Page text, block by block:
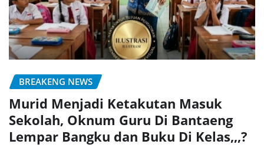
BREAKENG NEWS
Murid Menjadi Ketakutan Masuk
Sekolah, Oknum Guru Di Bantaeng
Lempar Bangku dan Buku Di Kelas,,,?